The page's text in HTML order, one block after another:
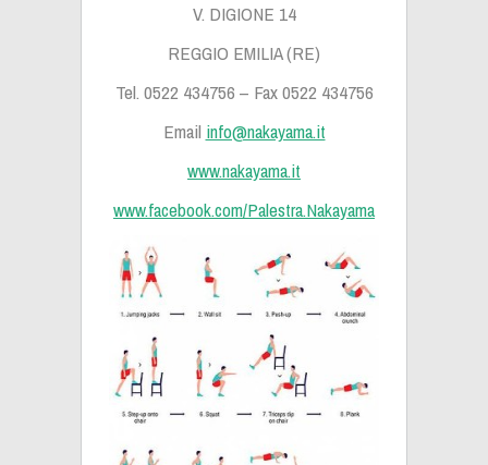
V. DIGIONE 14
REGGIO EMILIA (RE)
Tel. 0522 434756 – Fax 0522 434756
Email info@nakayama.it
www.nakayama.it
www.facebook.com/Palestra.Nakayama